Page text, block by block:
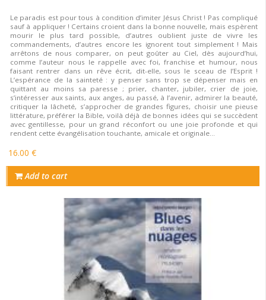
Le paradis est pour tous à condition d’imiter Jésus Christ ! Pas compliqué
sauf à appliquer ! Certains croient dans la bonne nouvelle, mais espèrent
mourir le plus tard possible, d’autres oublient juste de vivre les
commandements, d’autres encore les ignorent tout simplement ! Mais
arrêtons de nous comparer, on peut goûter au Ciel, dès aujourd’hui,
comme l’auteur nous le rappelle avec foi, franchise et humour, nous
faisant rentrer dans un rêve écrit, dit-elle, sous le sceau de l’Esprit !
L’espérance de la sainteté : y penser sans trop se dépenser mais en
quittant au moins sa paresse ; prier, chanter, jubiler, crier de joie,
s’intéresser aux saints, aux anges, au passé, à l’avenir, admirer la beauté,
critiquer la lâcheté, s’approcher de grandes figures, choisir une pieuse
littérature, préférer la Bible, voilà déjà de bonnes idées qui se succèdent
avec gentillesse, pour un grand réconfort ou une joie profonde et qui
rendent cette évangélisation touchante, amicale et originale…
16.00 €
Add to cart